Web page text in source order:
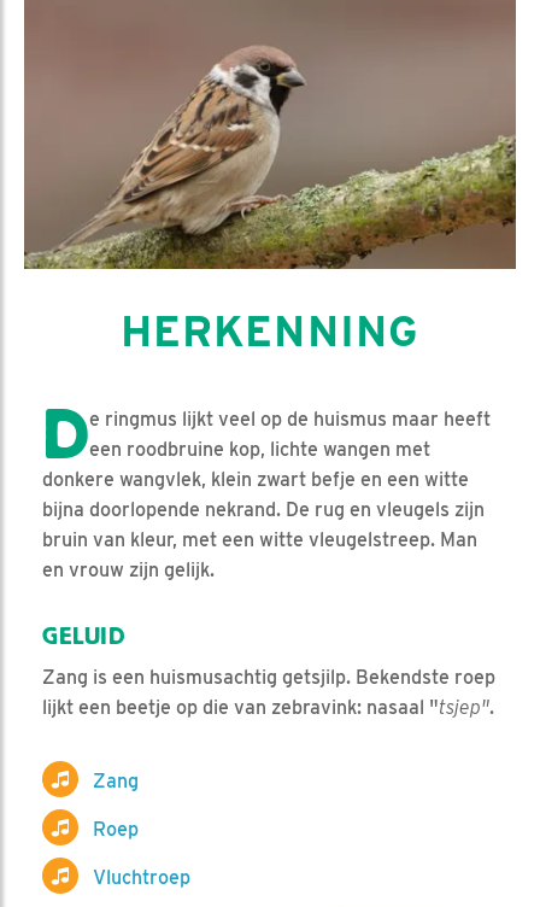
HERKENNING
De ringmus lijkt veel op de huismus maar heeft
een roodbruine kop, lichte wangen met
donkere wangvlek, klein zwart befje en een witte
bijna doorlopende nekrand. De rug en vleugels zijn
bruin van kleur, met een witte vleugelstreep. Man
en vrouw zijn gelijk.
GELUID
Zang is een huismusachtig getsjilp. Bekendste roep
lijkt een beetje op die van zebravink: nasaal "tsjep".
Zang
Roep
Vluchtroep